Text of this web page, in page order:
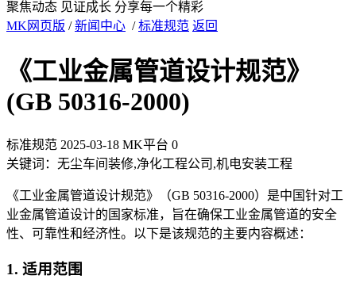
聚焦动态 见证成长 分享每一个精彩
MK网页版 /新闻中心 /标准规范 返回
《工业金属管道设计规范》
(GB 50316-2000)
标准规范 2025-03-18 MK平台 0
关键词：无尘车间装修,净化工程公司,机电安装工程
《工业金属管道设计规范》（GB 50316-2000）是中国针对工
业金属管道设计的国家标准，旨在确保工业金属管道的安全
性、可靠性和经济性。以下是该规范的主要内容概述：
1. 适用范围